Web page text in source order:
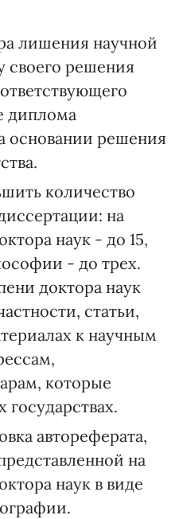
лишения научной
своего решения
диплома
основании решения
количество
на
наук - до 15,
- до трех.
доктора наук
статьи,
к научным
которые
государствах.
автореферата,
на
наук в виде